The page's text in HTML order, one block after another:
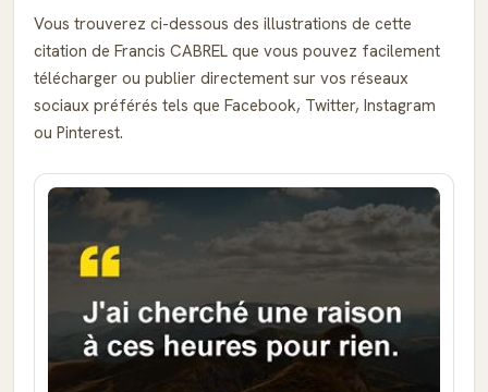
Vous trouverez ci-dessous des illustrations de cette
citation de Francis CABREL que vous pouvez facilement
télécharger ou publier directement sur vos réseaux
sociaux préférés tels que Facebook, Twitter, Instagram
ou Pinterest.